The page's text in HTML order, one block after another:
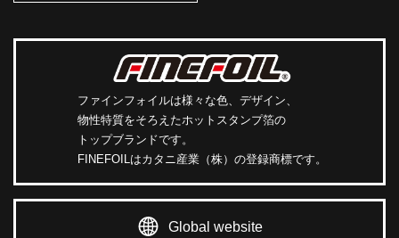
ファインフォイルは様々な色、デザイン、
物性特質をそろえたホットスタンプ箔の
トップブランドです。
FINEFOILはカタニ産業（株）の登録商標です。
Global website